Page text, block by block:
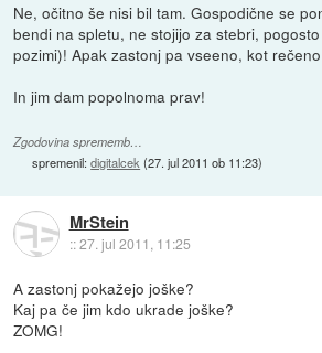
Ne, očitno še nisi bil tam. Gospodične se
bendi na spletu, ne stojijo za stebri,
pozimi)! Apak zastonj pa vseeno, kot
In jim dam popolnoma prav!
Zgodovina sprememb…
spremenil:digitalcek(27. jul 2011 ob 11:23)
MrStein
::27. jul 2011, 11:25
A zastonj pokažejo joške?
Kaj pa če jim kdo ukrade joške?
ZOMG!